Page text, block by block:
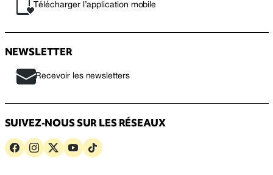
Télécharger l’application mobile
NEWSLETTER
Recevoir les newsletters
SUIVEZ-NOUS SUR LES RÉSEAUX